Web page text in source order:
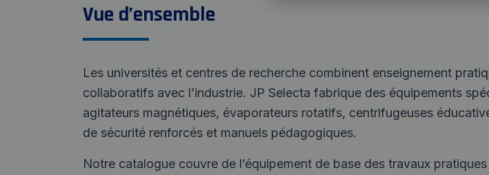
Vue d’ensemble
Les universités et centres de recherche combinent enseignement
collaboratifs avec l’industrie. JP Selecta fabrique des équipements
agitateurs magnétiques, évaporateurs rotatifs, centrifugeuses
de sécurité renforcés et manuels pédagogiques.
Notre catalogue couvre de l’équipement de base des travaux